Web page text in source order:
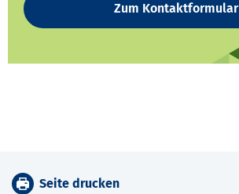
Zum Kontaktformular
Seite drucken